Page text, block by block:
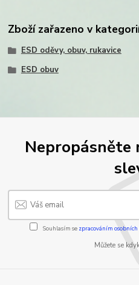
Zboží zařazeno v
ESD oděvy, obuv, rukavice
ESD obuv
Nepropásněte
Souhlasím se zpracováním
Můžete se